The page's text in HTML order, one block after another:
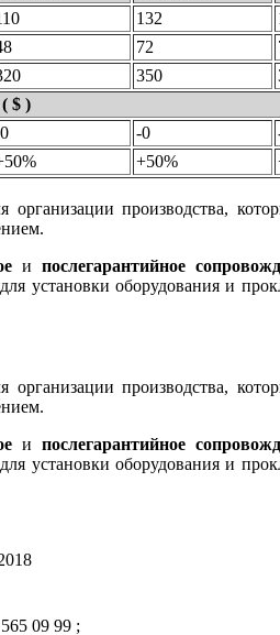
132
72
350
$ )
-0
+50%
организации производства,
ипослегарантийное
установки оборудования и
организации производства,
ипослегарантийное
установки оборудования и
09 99 ;